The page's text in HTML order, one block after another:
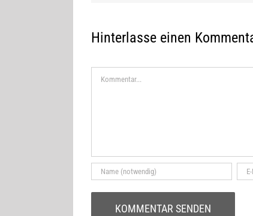
Hinterlasse einen
Kommentar